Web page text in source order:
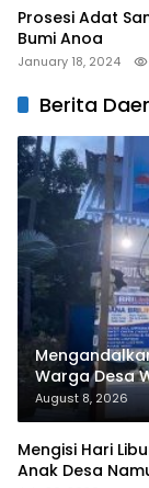
Prosesi Adat
Bumi Anoa
January 18, 2024
Berita
Warga Desa
Transaksi
August 8, 2026
Mengisi Hari
Anak Desa